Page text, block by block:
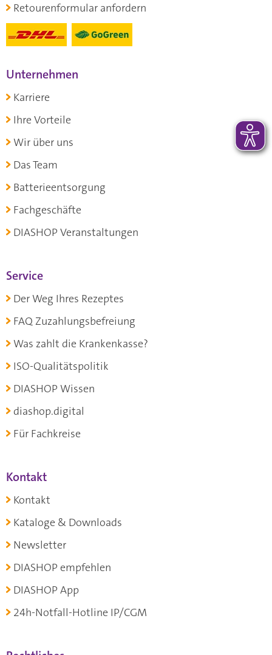
Retourenformular anfordern
Unternehmen
Karriere
Ihre Vorteile
Wir über uns
Das Team
Batterieentsorgung
Fachgeschäfte
DIASHOP Veranstaltungen
Service
Der Weg Ihres Rezeptes
FAQ Zuzahlungsbefreiung
Was zahlt die Krankenkasse?
ISO-Qualitätspolitik
DIASHOP Wissen
diashop.digital
Für Fachkreise
Kontakt
Kontakt
Kataloge & Downloads
Newsletter
DIASHOP empfehlen
DIASHOP App
24h-Notfall-Hotline IP/CGM